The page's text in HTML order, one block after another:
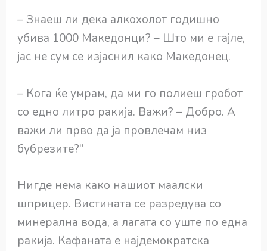
– Знаеш ли дека алкохолот годишно
убива 1000 Македонци? – Што ми е гајле,
јас не сум се изјаснил како Македонец.
– Кога ќе умрам, да ми го полиеш гробот
со едно литро ракија. Важи? – Добро. А
важи ли прво да ја провлечам низ
бубрезите?“
Нигде нема како нашиот маалски
шприцер. Вистината се разредува со
минерална вода, а лагата со уште по една
ракија. Кафаната е најдемократска